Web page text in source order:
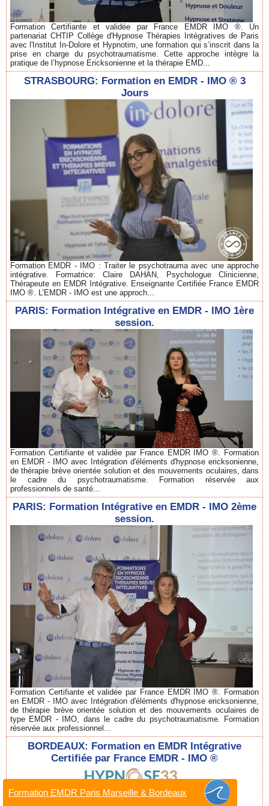
Formation Certifiante et validée par France EMDR IMO ®. Un
partenariat CHTIP Collège d'Hypnose Thérapies Intégratives de Paris
avec l'Institut In-Dolore et Hypnotim, une formation qui s’inscrit dans la
prise en charge du psychotraumatisme. Cette approche intègre la
pratique de l’hypnose Ericksonienne et la thérapie EMD...
STRASBOURG: Formation en EMDR - IMO ® 3
Jours
Formation EMDR - IMO : Traiter le psychotrauma avec une approche
intégrative. Formatrice: Claire DAHAN, Psychologue Clinicienne,
Thérapeute en EMDR Intégrative. Enseignante Certifiée France EMDR
IMO ®. L’EMDR - IMO est une approch...
PARIS: Formation Intégrative en EMDR - IMO 1ère
session.
Formation Certifiante et validée par France EMDR IMO ®. Formation
en EMDR - IMO avec Intégration d'éléments d'hypnose ericksonienne,
de thérapie brève orientée solution et des mouvements oculaires, dans
le cadre du psychotraumatisme. Formation réservée aux
professionnels de santé...
PARIS: Formation Intégrative en EMDR - IMO 2ème
session.
Formation Certifiante et validée par France EMDR IMO ®. Formation
en EMDR - IMO avec Intégration d'éléments d'hypnose ericksonienne,
de thérapie brève orientée solution et des mouvements oculaires de
type EMDR - IMO, dans le cadre du psychotraumatisme. Formation
réservée aux professionnel...
BORDEAUX: Formation en EMDR Intégrative
Certifiée par France EMDR - IMO ®
Formation EMDR Paris Marseille & Bordeaux